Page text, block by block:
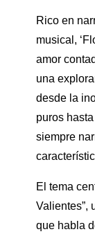
Rico en
musical,
amor
una
desde la
puros
siempre
El tema
Valientes”,
que habla